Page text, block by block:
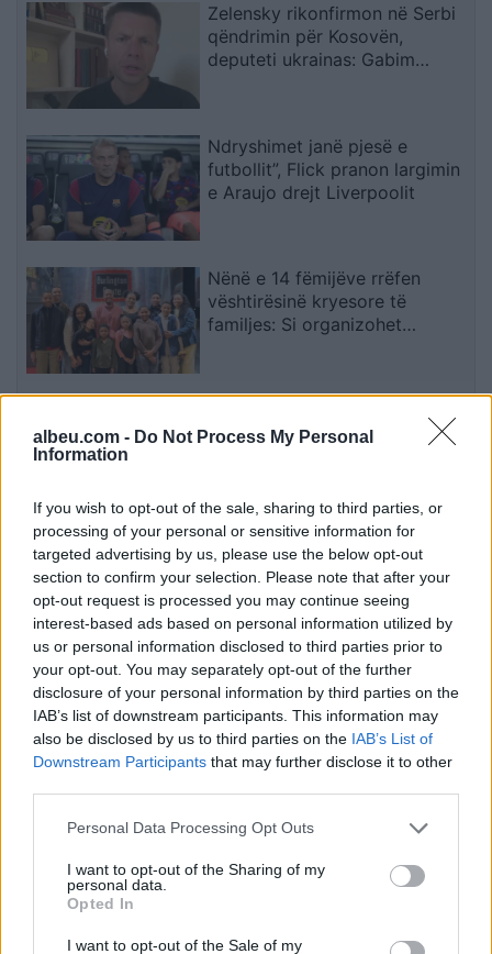
albeu.com - Do Not Process My Personal
Information
If you wish to opt-out of the sale, sharing to third parties, or
processing of your personal or sensitive information for
targeted advertising by us, please use the below opt-out
section to confirm your selection. Please note that after your
opt-out request is processed you may continue seeing
interest-based ads based on personal information utilized by
us or personal information disclosed to third parties prior to
your opt-out. You may separately opt-out of the further
disclosure of your personal information by third parties on the
IAB’s list of downstream participants. This information may
also be disclosed by us to third parties on the IAB’s List of
Downstream Participants that may further disclose it to other
Personal Data Processing Opt Outs
I want to opt-out of the Sharing of my
personal data.
Opted In
I want to opt-out of the Sale of my
Zelensky rikonfirmon në Serbi
qëndrimin për Kosovën,
deputeti ukrainas: Gabim
Ndryshimet janë pjesë e
futbollit”, Flick pranon largimin
e Araujo drejt Liverpoolit
Nënë e 14 fëmijëve rrëfen
vështirësinë kryesore të
familjes: Si organizohet
Cërrik, digjen 2 hektarë tokë
Përfundon protesta e 71-të
qytetare, mesazhi i qartë për
qeverinë: “Nesër më shumë”,
kërkohet largimi i Ramës